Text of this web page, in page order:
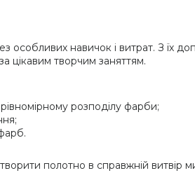
особливих навичок і витрат. З їх
цікавим творчим заняттям.
розподілу фарби;
полотно в справжній витвір